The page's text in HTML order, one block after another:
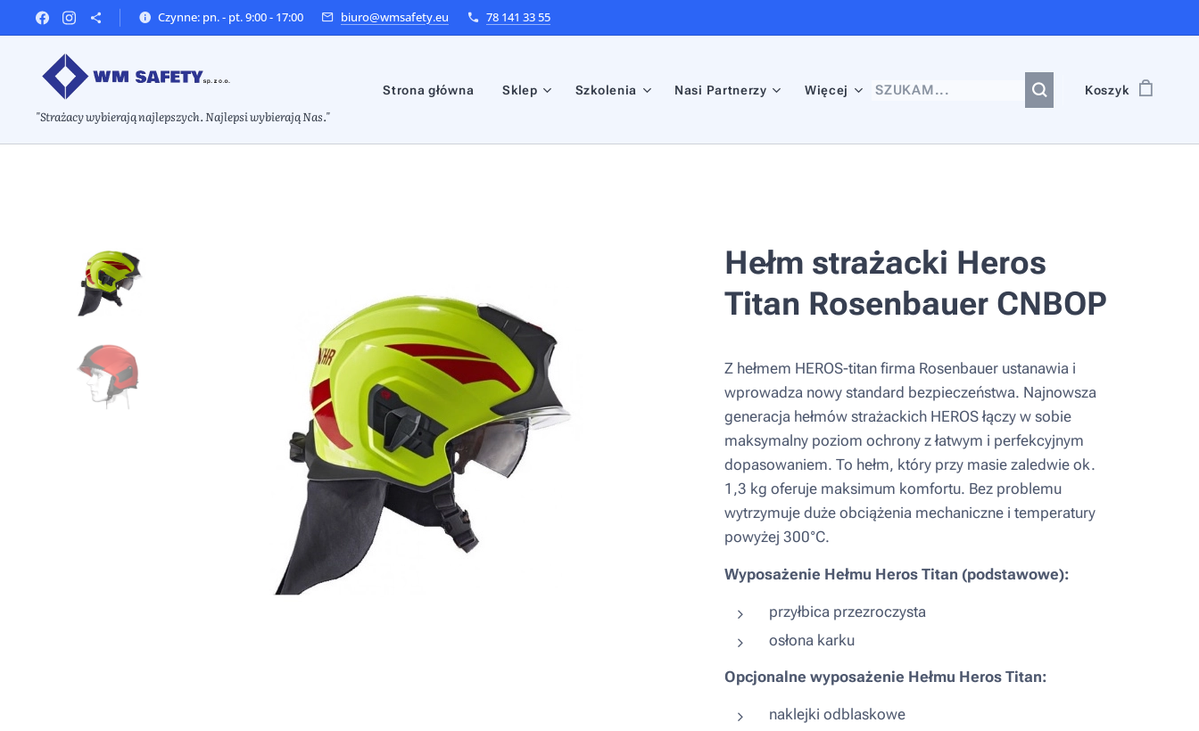
Czynne: pn. - pt. 9:00 - 17:00 biuro@wmsafety.eu 78 141 33 55
"Strażacy wybierają najlepszych. Najlepsi wybierają Nas."
Strona główna Sklep Szkolenia Nasi Partnerzy Więcej Koszyk
Hełm strażacki Heros
Titan Rosenbauer CNBOP
Z hełmem HEROS-titan firma Rosenbauer ustanawia i
wprowadza nowy standard bezpieczeństwa. Najnowsza
generacja hełmów strażackich HEROS łączy w sobie
maksymalny poziom ochrony z łatwym i perfekcyjnym
dopasowaniem. To hełm, który przy masie zaledwie ok.
1,3 kg oferuje maksimum komfortu. Bez problemu
wytrzymuje duże obciążenia mechaniczne i temperatury
powyżej 300°C.
Wyposażenie Hełmu Heros Titan (podstawowe):
przyłbica przezroczysta
osłona karku
Opcjonalne wyposażenie Hełmu Heros Titan:
naklejki odblaskowe